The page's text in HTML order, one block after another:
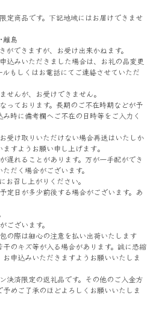
定商品です。下記地域にはお届けできませ
離島
ができますが、お受け出来かねます。
込みいただきました場合は、お礼の品変更
もしくはお電話にてご連絡させていただ
せんが、お受けできません。
っております。長期のご不在時期などが予
時に備考欄へご不在の日時等をご入力く
受け取りいただけない場合再送はいたしか
すようお願い申し上げます｡
遅れることがあります。万が一手配ができ
だく場合がございます。
お召し上がりください。
定日が多少前後する場合がございます。あ
ございます。
の際は細心の注意を払い出荷いたします
のキズ等が入る場合があります。誠に恐縮
申込みいただきますようお願いいたしま
決済限定の返礼品です。その他のご入金方
めご了承のほどよろしくお願いいたしま